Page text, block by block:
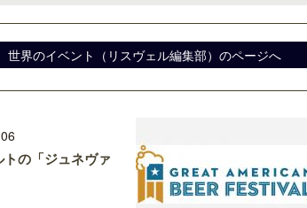
世界のイベント（リスヴェル編集部）のページへ
の「ジュネヴァ